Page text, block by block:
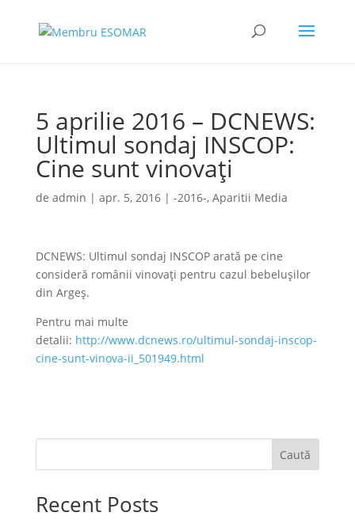
5 aprilie 2016 – DCNEWS:
Ultimul sondaj INSCOP:
Cine sunt vinovați
de admin | apr. 5, 2016| -2016-, Aparitii Media
DCNEWS: Ultimul sondaj INSCOP arată pe cine
consideră românii vinovați pentru cazul bebelușilor
din Argeș.
Pentru mai multe
detalii: http://www.dcnews.ro/ultimul-sondaj-inscop-
cine-sunt-vinova-ii_501949.html
Caută
Recent Posts